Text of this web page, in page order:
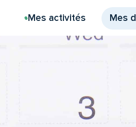
Mes activités Mes